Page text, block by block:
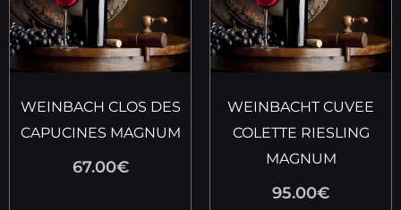
WEINBACH CLOS DES
CAPUCINES MAGNUM
67.00€
WEINBACHT CUVEE
COLETTE RIESLING
MAGNUM
95.00€